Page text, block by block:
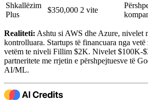
Shkallëzim
Plus
$350,000 2 vite
Realiteti: Ashtu si AWS dhe Azure, nivelet
kontrolluara. Startups të financuara nga vetë
vetëm te niveli Fillim $2K. Nivelet $100K-
partneritete me rrjetin e përshpejtuesve të
AI/ML.